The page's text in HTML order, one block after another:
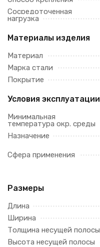
Сосредоточенная
нагрузка
Материалы изделия
Материал
Марка стали
Покрытие
Условия эксплуатации
Минимальная
температура окр. среды
Назначение
Сфера применения
Размеры
Длина
Ширина
Толщина несущей полосы
Высота несущей полосы